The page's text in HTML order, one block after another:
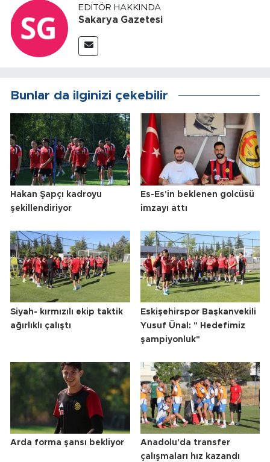
EDITÖR HAKKINDA
Sakarya Gazetesi
Bunlar da ilginizi çekebilir
Hakan Şapçı kadroyu
şekillendiriyor
Es-Es'in beklenen golcüsü
imzayı attı
Siyah- kırmızılı ekip taktik
ağırlıklı çalıştı
Eskişehirspor Başkanvekili
Yusuf Ünal: " Hedefimiz
şampiyonluk"
Arda forma şansı bekliyor
Anadolu'da transfer
çalışmaları hız kazandı